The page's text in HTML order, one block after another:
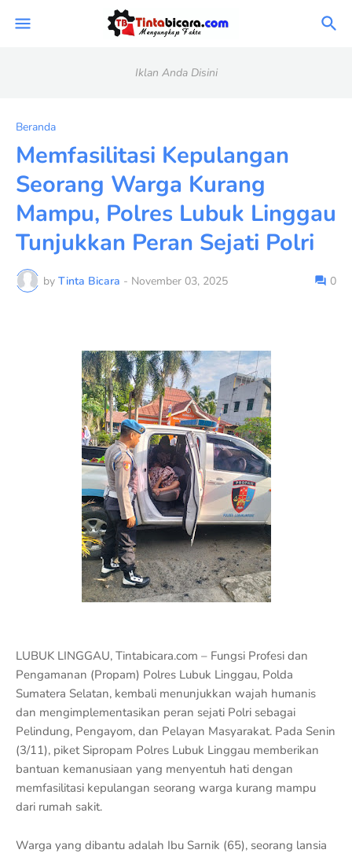
Iklan Anda Disini
Beranda
Memfasilitasi Kepulangan
Seorang Warga Kurang
Mampu, Polres Lubuk Linggau
Tunjukkan Peran Sejati Polri
by Tinta Bicara - November 03, 2025 0
LUBUK LINGGAU, Tintabicara.com – Fungsi Profesi dan
Pengamanan (Propam) Polres Lubuk Linggau, Polda
Sumatera Selatan, kembali menunjukkan wajah humanis
dan mengimplementasikan peran sejati Polri sebagai
Pelindung, Pengayom, dan Pelayan Masyarakat. Pada Senin
(3/11), piket Sipropam Polres Lubuk Linggau memberikan
bantuan kemanusiaan yang menyentuh hati dengan
memfasilitasi kepulangan seorang warga kurang mampu
dari rumah sakit.
Warga yang dibantu adalah Ibu Sarnik (65), seorang lansia